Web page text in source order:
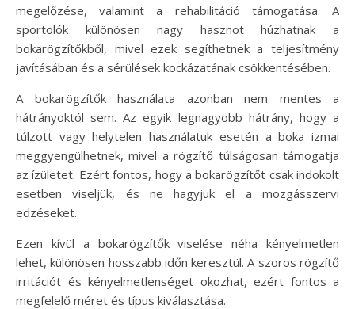
megelőzése, valamint a rehabilitáció támogatása. A
sportolók különösen nagy hasznot húzhatnak a
bokarögzítőkből, mivel ezek segíthetnek a teljesítmény
javításában és a sérülések kockázatának csökkentésében.
A bokarögzítők használata azonban nem mentes a
hátrányoktól sem. Az egyik legnagyobb hátrány, hogy a
túlzott vagy helytelen használatuk esetén a boka izmai
meggyengülhetnek, mivel a rögzítő túlságosan támogatja
az ízületet. Ezért fontos, hogy a bokarögzítőt csak indokolt
esetben viseljük, és ne hagyjuk el a mozgásszervi
edzéseket.
Ezen kívül a bokarögzítők viselése néha kényelmetlen
lehet, különösen hosszabb időn keresztül. A szoros rögzítő
irritációt és kényelmetlenséget okozhat, ezért fontos a
megfelelő méret és típus kiválasztása.